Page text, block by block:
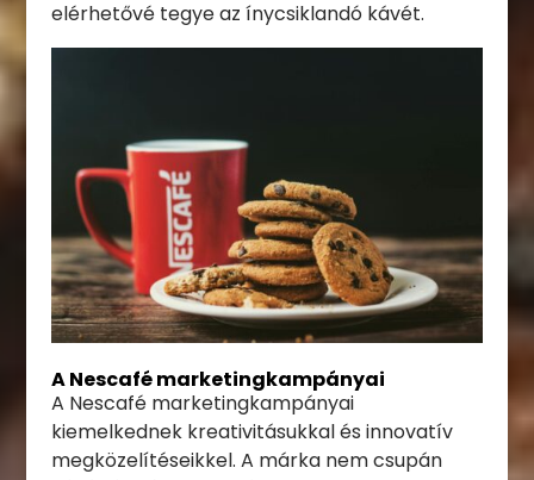
elérhetővé tegye az ínycsiklandó kávét.
A Nescafé marketingkampányai
A Nescafé marketingkampányai
kiemelkednek kreativitásukkal és innovatív
megközelítéseikkel. A márka nem csupán